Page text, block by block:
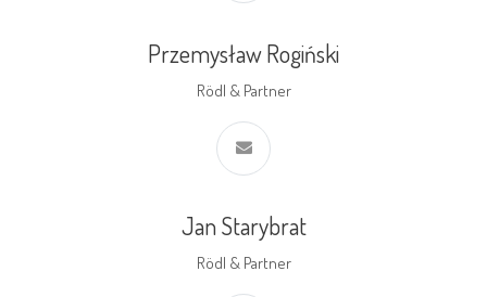
Przemysław Rogiński
Rödl & Partner
Jan Starybrat
Rödl & Partner